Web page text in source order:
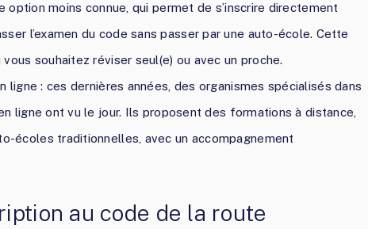
option moins connue, qui permet de s’inscrire directement
l’examen du code sans passer par une auto-école. Cette
souhaitez réviser seul(e) ou avec un proche.
ligne : ces dernières années, des organismes spécialisés dans
ligne ont vu le jour. Ils proposent des formations à distance,
écoles traditionnelles, avec un accompagnement
au code de la route